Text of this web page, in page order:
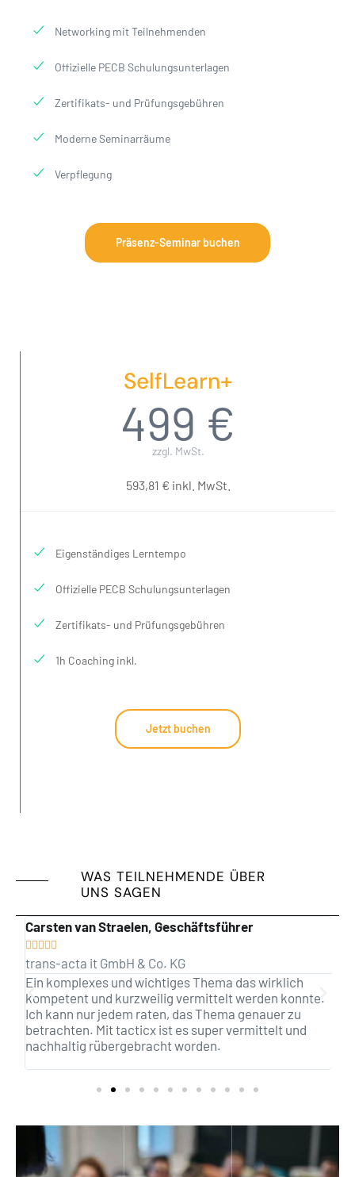
Networking mit Teilnehmenden
Offizielle PECB Schulungsunterlagen
Zertifikats- und Prüfungsgebühren
Moderne Seminarräume
Verpflegung
Präsenz-Seminar buchen
SelfLearn+
499 €
zzgl. MwSt.
593,81 € inkl. MwSt.
Eigenständiges Lerntempo
Offizielle PECB Schulungsunterlagen
Zertifikats- und Prüfungsgebühren
1h Coaching inkl.
Jetzt buchen
WAS TEILNEHMENDE ÜBER
UNS SAGEN
Carsten van Straelen, Geschäftsführer
    
trans-acta it GmbH & Co. KG
Ein komplexes und wichtiges Thema das wirklich
kompetent und kurzweilig vermittelt werden konnte.
Ich kann nur jedem raten, das Thema genauer zu
betrachten. Mit tacticx ist es super vermittelt und
nachhaltig rübergebracht worden.